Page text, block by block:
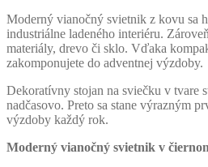
Moderný vianočný svietnik z kovu sa
industriálne ladeného interiéru.
materiály, drevo či sklo. Vďaka
zakomponujete do adventnej výzdoby.
Dekoratívny stojan na sviečku v tvare
nadčasovo. Preto sa stane výrazným
výzdoby každý rok.
Moderný vianočný svietnik v